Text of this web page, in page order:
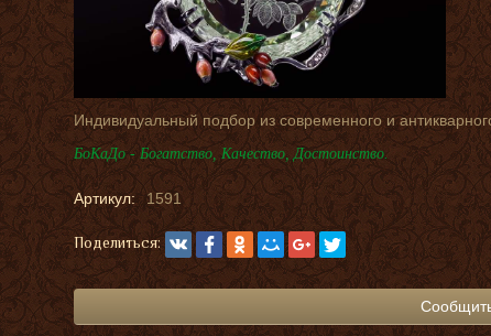
Индивидуальный подбор из современного и
БоКаДо - Богатство, Качество, Достоинство.
Артикул: 1591
Поделиться: